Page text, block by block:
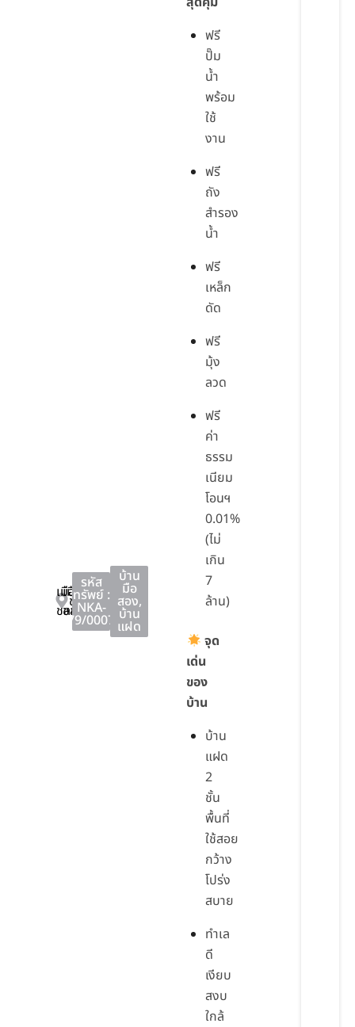
เมือง
ชลบุรี
เมือง
ชลบุรี
ชลบุรี
รหัส
ทรัพย์ :
NKA-
79/0007
บ้าน
มือ
สอง,
บ้าน
แฝด
ฟรี
ปั๊ม
น้ำ
พร้อม
ใช้
งาน
ฟรี
ถัง
สำรอง
น้ำ
ฟรี
เหล็ก
ดัด
ฟรี
มุ้ง
ลวด
ฟรี
ค่า
ธรรม
เนียม
โอนฯ
0.01%
(ไม่
เกิน
7
ล้าน)
จุด
เด่น
ของ
บ้าน
บ้าน
แฝด
2
ชั้น
พื้นที่
ใช้สอย
กว้าง
โปร่ง
สบาย
ทำเล
ดี
เงียบ
สงบ
ใกล้